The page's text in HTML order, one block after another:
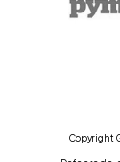
Copyright